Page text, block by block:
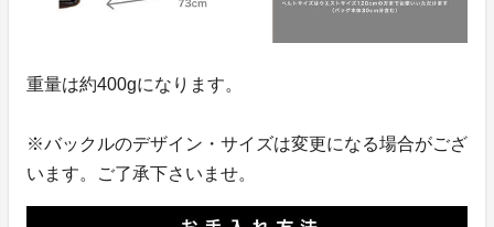
重量は約400gになります。
※バックルのデザイン・サイズは変更になる場合がござ
います。ご了承下さいませ。